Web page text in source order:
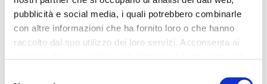
pubblicità e social media, i quali potrebbero combinarle
con altre informazioni che ha fornito loro o che hanno
raccolto dal suo utilizzo dei loro servizi. Acconsenta ai
Mobile: 335 6660400
E-mail:
gartoni@studioagt.it
giuliano.artoni@pec.eppi.it